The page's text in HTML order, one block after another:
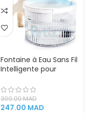
Fontaine à Eau Sans Fil
Intelligente pour
Capteur de
Mouvement
Automatique,
300.00MAD
247.00 MAD